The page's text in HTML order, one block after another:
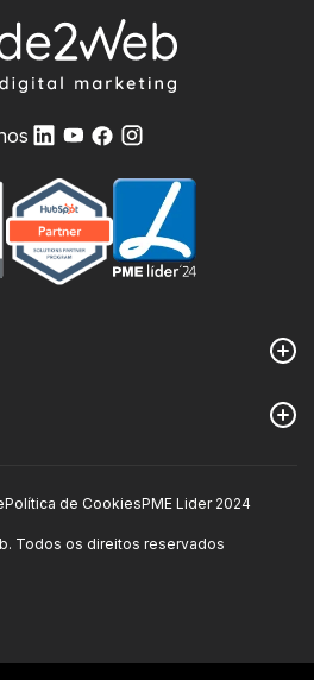
. Todos os direitos reservados
Política de CookiesPME Lider 2024